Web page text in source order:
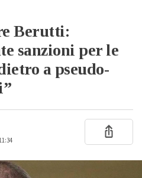
Berutti:
sanzioni per le
a pseudo-